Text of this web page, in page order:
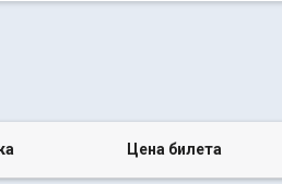
Цена билета